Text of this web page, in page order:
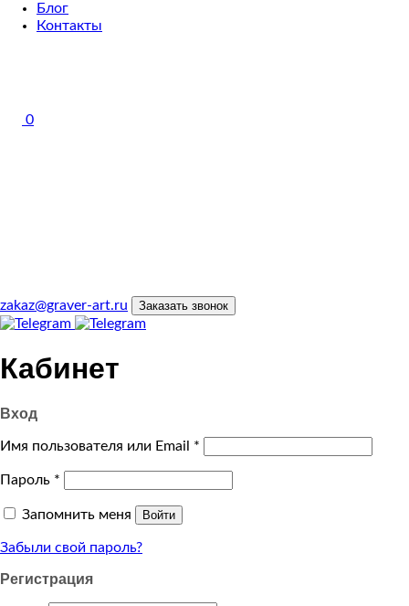
Блог
Контакты
0
zakaz@graver-art.ru Заказать звонок
Кабинет
Вход
Имя пользователя или Email *
Пароль *
Запомнить меня Войти
Забыли свой пароль?
Регистрация